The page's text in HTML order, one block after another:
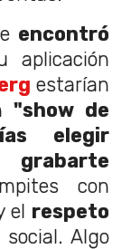
encontró
aplicación
estarían
"show de
elegir
con
el respeto
Algo